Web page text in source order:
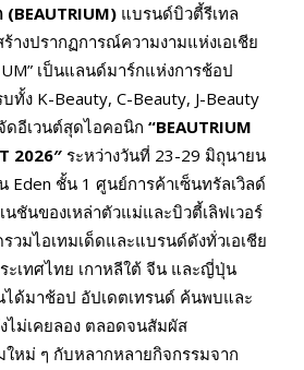
แบรนด์บิวตี้รีเทล
างปรากฏการณ์ความงามแห่งเอเชีย
เป็นแลนด์มาร์กแห่งการช้อป
ทั้ง K-Beauty, C-Beauty, J-Beauty
ดอีเวนต์สุดไอคอนิก “BEAUTRIUM
2026″ ระหว่างวันที่ 23-29 มิถุนายน
Eden ชั้น 1 ศูนย์การค้าเซ็นทรัลเวิลด์
นชันของเหล่าตัวแม่และบิวตี้เลิฟเวอร์
วมไอเทมเด็ดและแบรนด์ดังทั่วเอเชีย
ะเทศไทย เกาหลีใต้ จีน และญี่ปุ่น
ด้มาช้อป อัปเดตเทรนด์ ค้นพบและ
ม่เคยลอง ตลอดจนสัมผัส
หม่ ๆ กับหลากหลายกิจกรรมจาก